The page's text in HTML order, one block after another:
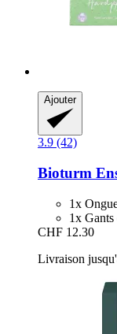
Ajouter
3.9 (42)
Bioturm
1x
1x
CHF 12.30
Livraison